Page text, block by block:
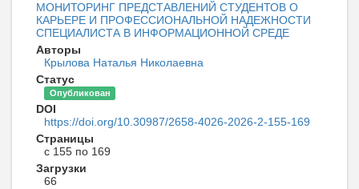
МОНИТОРИНГ ПРЕДСТАВЛЕНИЙ СТУДЕНТОВ О
КАРЬЕРЕ И ПРОФЕССИОНАЛЬНОЙ НАДЕЖНОСТИ
СПЕЦИАЛИСТА В ИНФОРМАЦИОННОЙ СРЕДЕ
Авторы
Крылова Наталья Николаевна
Статус
Опубликован
DOI
https://doi.org/10.30987/2658-4026-2026-2-155-169
Страницы
с 155 по 169
Загрузки
66